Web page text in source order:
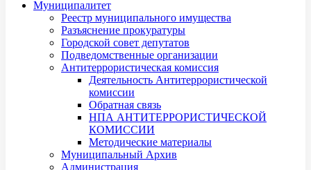
Муниципалитет
Реестр муниципального имущества
Разъяснение прокуратуры
Городской совет депутатов
Подведомственные организации
Антитеррористическая комиссия
Деятельность Антитеррористической
комиссии
Обратная связь
НПА АНТИТЕРРОРИСТИЧЕСКОЙ
КОМИССИИ
Методические материалы
Муниципальный Архив
Администрация